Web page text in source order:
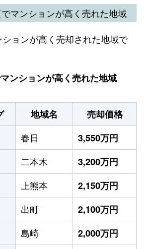
マンションが高く売れた地域
ョンが高く売却された地域で
ンションが高く売れた地域
地域名
売却価格
春日
3,550万円
二本木
3,200万円
上熊本
2,150万円
出町
2,100万円
島崎
2,000万円